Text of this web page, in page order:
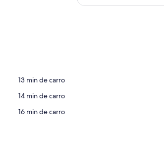
‪13 min de carro‬
‪14 min de carro‬
‪16 min de carro‬